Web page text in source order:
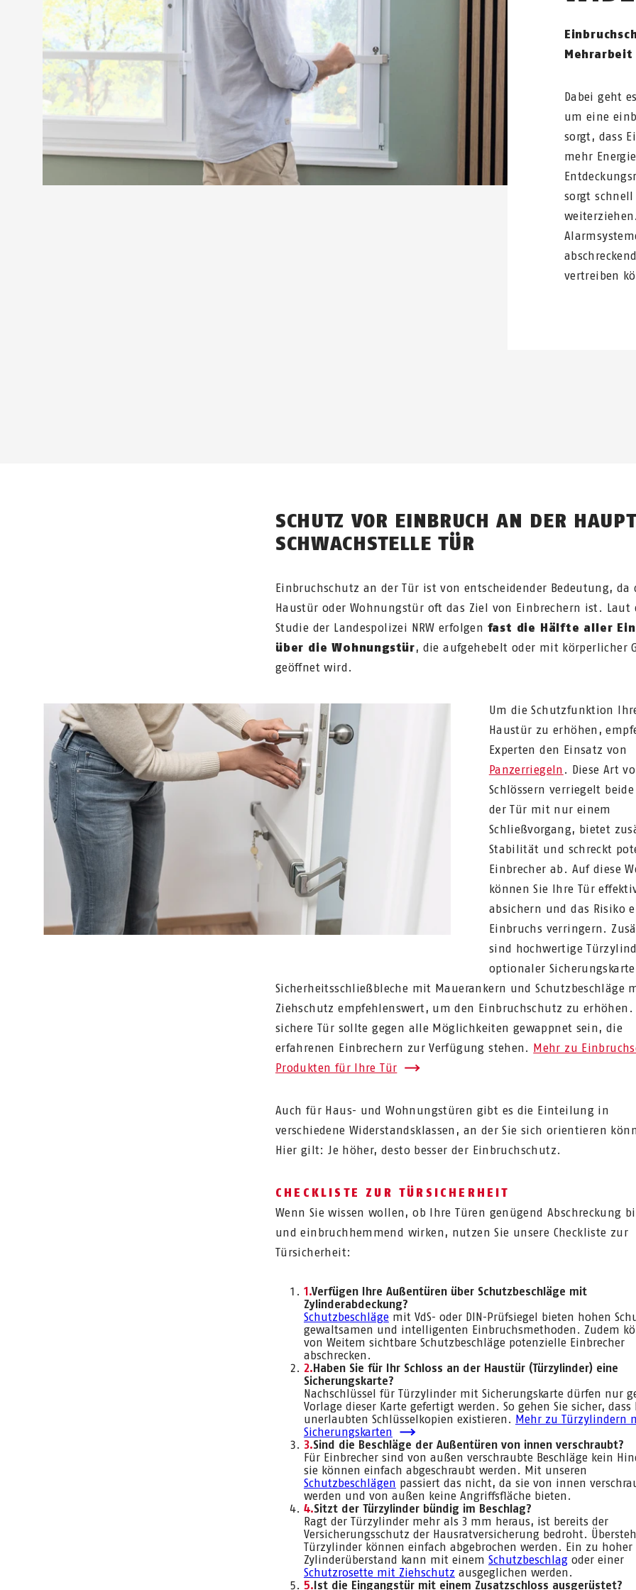
Dabei geht
um eine
sorgt, dass
mehr
sorgt
vertreiben
SCHUTZ VOR EINBRUCH AN DER
SCHWACHSTELLE TÜR
Einbruchschutz an der Tür ist von entscheidender Bedeutung, da
Haustür oder Wohnungstür oft das Ziel von Einbrechern ist. Laut
Studie der Landespolizei NRW erfolgen fast die Hälfte aller
über die Wohnungstür, die aufgehebelt oder mit körperlicher
geöffnet wird.
Um die Schutzfunktion
Haustür zu erhöhen,
Experten den Einsatz von
Panzerriegeln . Diese Art
Schlössern verriegelt beide
der Tür mit nur einem
Schließvorgang, bietet
Stabilität und schreckt
Einbrecher ab. Auf diese
können Sie Ihre Tür
absichern und das Risiko
Einbruchs verringern.
sind hochwertige
optionaler
Sicherheitsschließbleche mit Mauerankern und Schutzbeschläge
Ziehschutz empfehlenswert, um den Einbruchschutz zu erhöhen.
sichere Tür sollte gegen alle Möglichkeiten gewappnet sein, die
erfahrenen Einbrechern zur Verfügung stehen. Mehr zu
Produkten für Ihre Tür
Auch für Haus- und Wohnungstüren gibt es die Einteilung in
verschiedene Widerstandsklassen, an der Sie sich orientieren
Hier gilt: Je höher, desto besser der Einbruchschutz.
CHECKLISTE ZUR TÜRSICHERHEIT
Wenn Sie wissen wollen, ob Ihre Türen genügend Abschreckung
und einbruchhemmend wirken, nutzen Sie unsere Checkliste zur
Türsicherheit:
Verfügen Ihre Außentüren über Schutzbeschläge mit
Zylinderabdeckung?
Schutzbeschlägemit VdS- oder DIN-Prüfsiegel bieten hohen
gewaltsamen und intelligenten Einbruchsmethoden. Zudem
von Weitem sichtbare Schutzbeschläge potenzielle Einbrecher
abschrecken.
Haben Sie für Ihr Schloss an der Haustür (Türzylinder) eine
Sicherungskarte?
Nachschlüssel für Türzylinder mit Sicherungskarte dürfen nur
Vorlage dieser Karte gefertigt werden. So gehen Sie sicher, dass
unerlaubten Schlüsselkopien existieren. Mehr zu Türzylindern
Sicherungskarten
Sind die Beschläge der Außentüren von innen verschraubt?
Für Einbrecher sind von außen verschraubte Beschläge kein
sie können einfach abgeschraubt werden. Mit unseren
Schutzbeschlägen passiert das nicht, da sie von innen
werden und von außen keine Angriffsfläche bieten.
Sitzt der Türzylinder bündig im Beschlag?
Ragt der Türzylinder mehr als 3 mm heraus, ist bereits der
Versicherungsschutz der Hausratversicherung bedroht.
Türzylinder können einfach abgebrochen werden. Ein zu hoher
Zylinderüberstand kann mit einem Schutzbeschlagoder einer
Schutzrosette mit Ziehschutz ausgeglichen werden.
Ist die Eingangstür mit einem Zusatzschloss ausgerüstet?